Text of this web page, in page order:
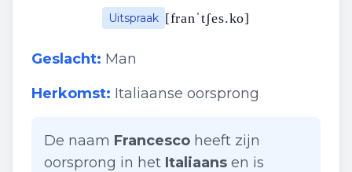
Uitspraak [franˈtʃes.ko]
Geslacht: Man
Herkomst: Italiaanse oorsprong
De naam Francesco heeft zijn
oorsprong in het Italiaans en is